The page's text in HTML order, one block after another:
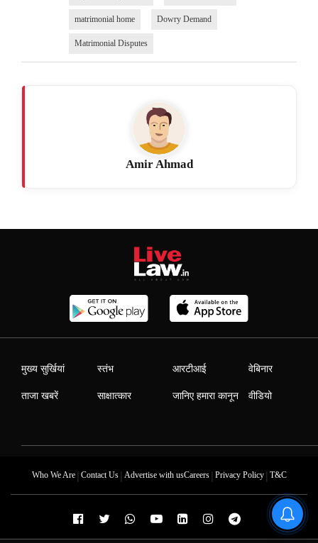
matrimonial home Dowry Demand
Matrimonial Disputes
Amir Ahmad
मुख्य सुर्खियां
ताजा खबरें
स्तंभ
साक्षात्कार
आरटीआई
जानिए हमारा कानून
वेबिनार
वीडियो
Who We Are| Contact Us| Advertise with usCareers| Privacy Policy| T&C